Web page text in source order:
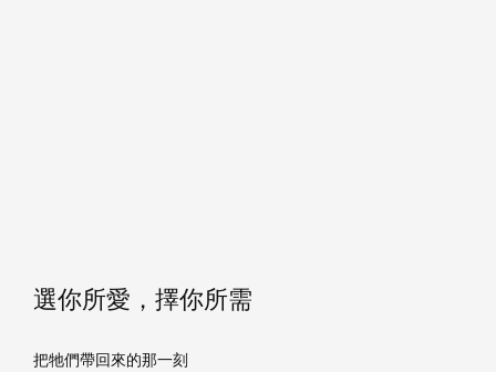
選你所愛，擇你所需
把牠們帶回來的那一刻